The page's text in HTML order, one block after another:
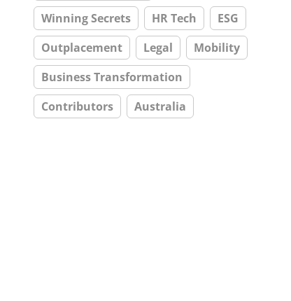
Winning Secrets
HR Tech
ESG
Outplacement
Legal
Mobility
Business Transformation
Contributors
Australia